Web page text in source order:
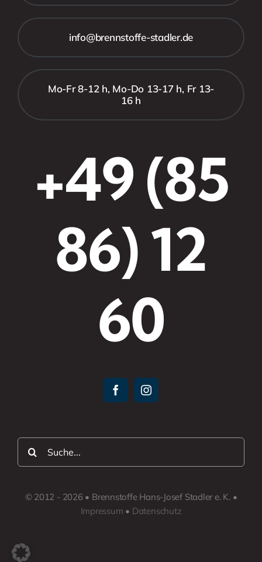
info@brennstoffe-stadler.de
Mo-Fr 8-12 h, Mo-Do 13-17 h, Fr 13-
16 h
+49 (85
86) 12
60
Suche
nach:
© 2012 - 2026 • Brennstoffe Hans-Josef Stadler e. K. •
Impressum • Datenschutz